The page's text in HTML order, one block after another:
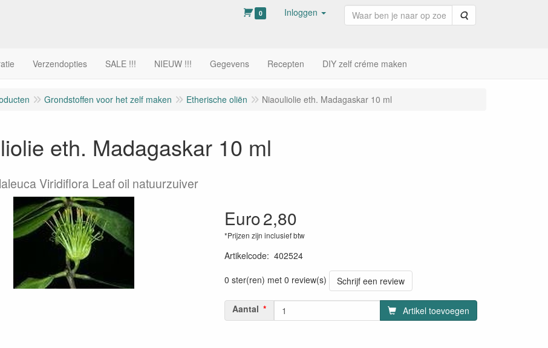
0 Inloggen Zoeken
Verzendopties SALE !!! NIEUW !!! Gegevens Recepten DIY zelf créme maken
Grondstoffen voor het zelf maken Etherische oliën Niaouliolie eth. Madagaskar 10 ml
eth. Madagaskar 10 ml
Viridiflora Leaf oil natuurzuiver
Euro2,80
*Prijzen zijn inclusief btw
Artikelcode: 402524
0 ster(ren) met 0 review(s)
Schrijf een review
Aantal Artikel toevoegen